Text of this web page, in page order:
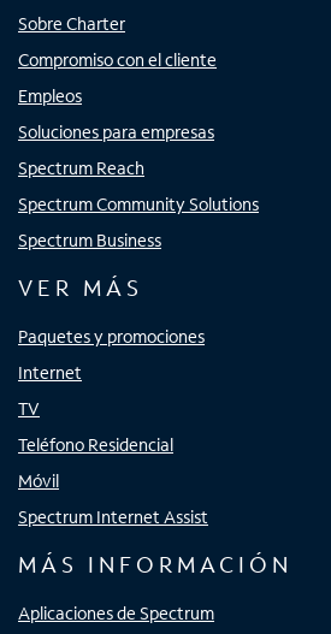
Sobre Charter
Compromiso con el cliente
Empleos
Soluciones para empresas
Spectrum Reach
Spectrum Community Solutions
Spectrum Business
VER MÁS
Paquetes y promociones
Internet
TV
Teléfono Residencial
Móvil
Spectrum Internet Assist
MÁS INFORMACIÓN
Aplicaciones de Spectrum